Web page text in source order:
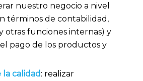
nuestro negocio a nivel
términos de contabilidad,
otras funciones internas) y
pago de los productos y
la calidad: realizar